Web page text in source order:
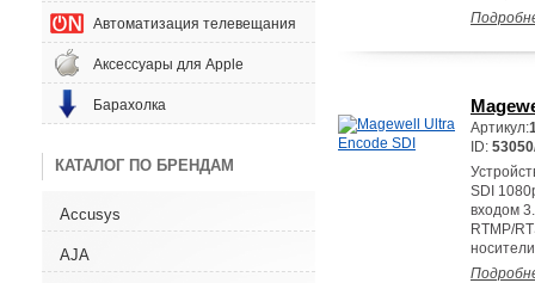
Автоматизация телевещания
Аксессуары для Apple
Барахолка
КАТАЛОГ ПО БРЕНДАМ
Accusys
AJA
Артикул:
ID:
SDI
входом
RTMP/